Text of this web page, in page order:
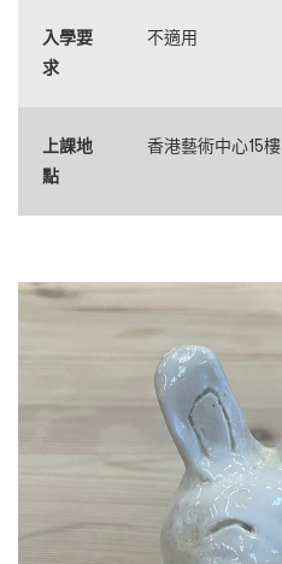
入學要
求
不適用
上課地
點
香港藝術中心15樓